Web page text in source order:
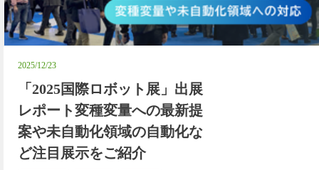
2025/12/23
「2025国際ロボット展」出展
レポート変種変量への最新提
案や未自動化領域の自動化な
ど注目展示をご紹介